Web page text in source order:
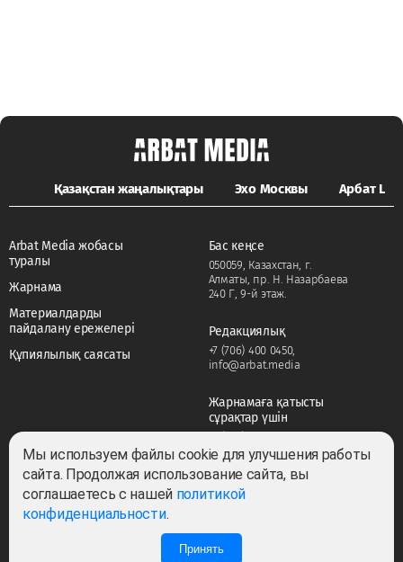
Қазақстан жаңалықтары Эхо Москвы Арбат LIFE
Arbat Media жобасы
туралы
Жарнама
Материалдарды
пайдалану ережелері
Құпиялылық саясаты
Бас кеңсе
050059, Казахстан, г.
Алматы, пр. Н. Назарбаева
240 Г, 9-й этаж.
Редакциялық
+7 (706) 400 0450,
info@arbat.media
Жарнамаға қатысты
сұрақтар үшін
adv@arbat.media
Мы используем файлы cookie для улучшения работы
сайта. Продолжая использование сайта, вы
соглашаетесь с нашей политикой
конфиденциальности.
Принять